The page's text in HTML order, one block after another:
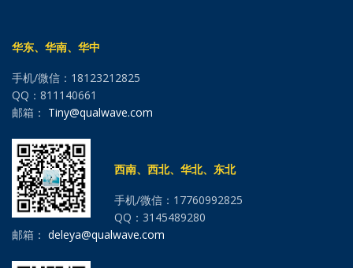
华东、华南、华中
手机/微信：18123212825
QQ：811140661
邮箱： Tiny@qualwave.com
西南、西北、华北、东北
手机/微信：17760992825
QQ：3145489280
邮箱： deleya@qualwave.com